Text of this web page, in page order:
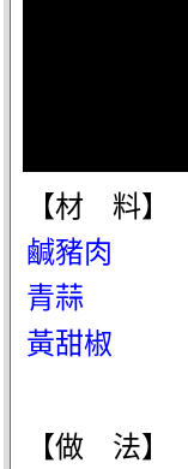
【材 料】
鹹豬肉
青蒜
黃甜椒
【做 法】